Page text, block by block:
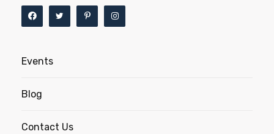
Events
Blog
Contact Us